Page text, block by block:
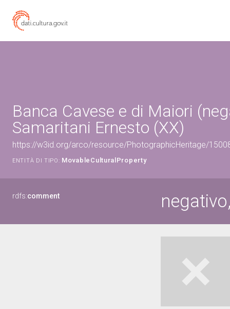
Banca Cavese e di Maiori
Samaritani Ernesto (XX)
https://w3id.org/arco/resource/PhotographicHeritage/
ENTITÀ DI TIPO: MovableCulturalProperty
rdfs:comment